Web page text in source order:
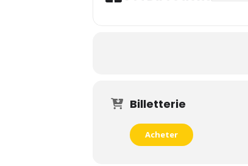
Billetterie
Acheter